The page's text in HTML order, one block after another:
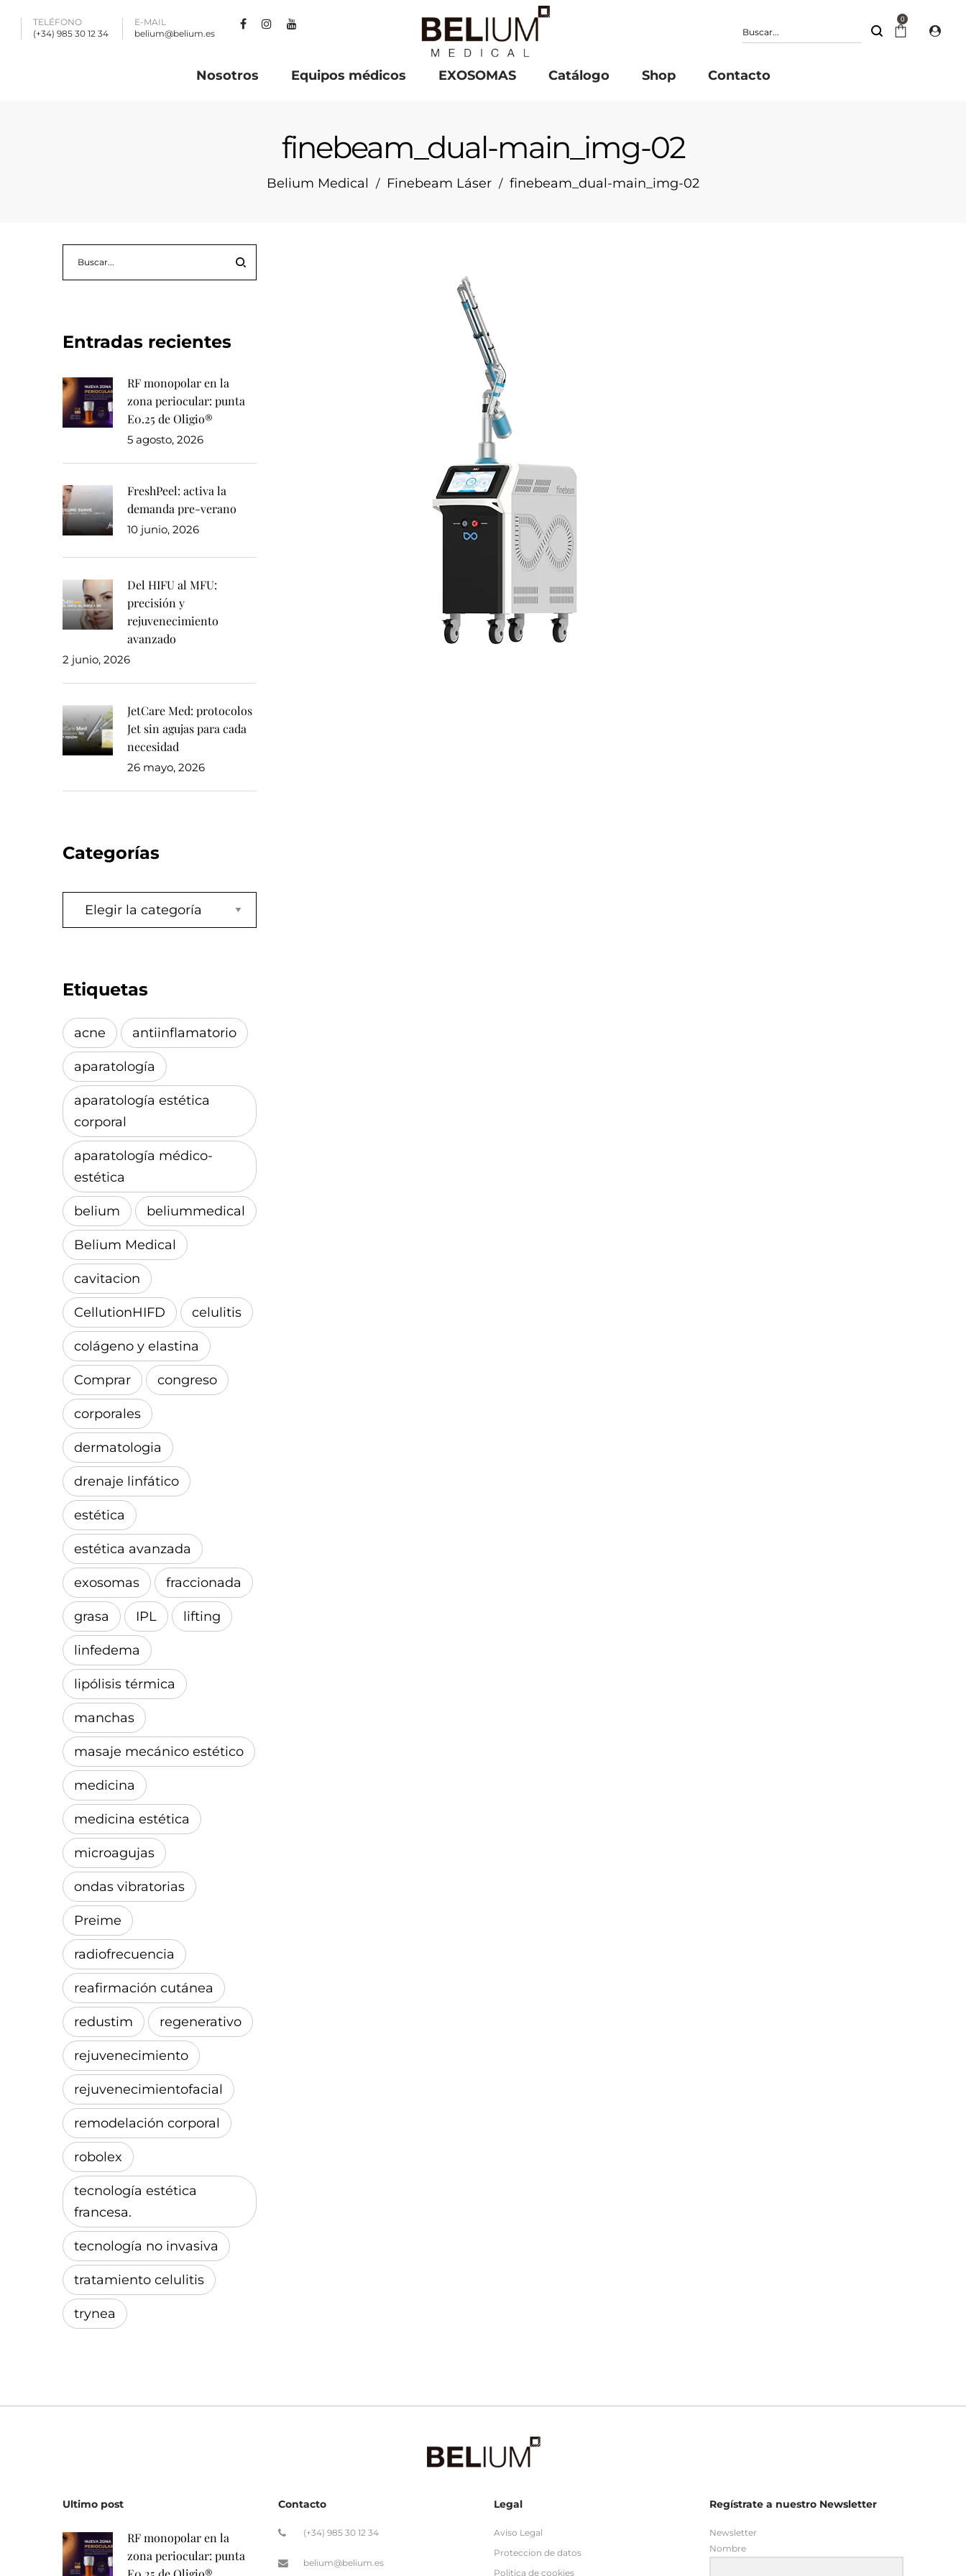
TELÉFONO
(+34) 985 30 12 34
E-MAIL
belium@belium.es
0
Nosotros Equipos médicos EXOSOMAS Catálogo Shop Contacto
finebeam_dual-main_img-02
Belium Medical / Finebeam Láser / finebeam_dual-main_img-02
Entradas recientes
RF monopolar en la
zona periocular: punta
E0.25 de Oligio®
5 agosto, 2026
FreshPeel: activa la
demanda pre-verano
10 junio, 2026
Del HIFU al MFU:
precisión y
rejuvenecimiento
avanzado
2 junio, 2026
JetCare Med: protocolos
Jet sin agujas para cada
necesidad
26 mayo, 2026
Categorías
Categorías
Etiquetas
acne antiinflamatorio
aparatología
aparatología estética
corporal
aparatología médico-
estética
belium beliummedical
Belium Medical
cavitacion
CellutionHIFD celulitis
colágeno y elastina
Comprar congreso
corporales
dermatologia
drenaje linfático
estética
estética avanzada
exosomas fraccionada
grasa IPL lifting
linfedema
lipólisis térmica
manchas
masaje mecánico estético
medicina
medicina estética
microagujas
ondas vibratorias
Preime
radiofrecuencia
reafirmación cutánea
redustim regenerativo
rejuvenecimiento
rejuvenecimientofacial
remodelación corporal
robolex
tecnología estética
francesa.
tecnología no invasiva
tratamiento celulitis
trynea
Ultimo post
RF monopolar en la
zona periocular: punta
Contacto
(+34) 985 30 12 34
belium@belium.es
Legal
Aviso Legal
Proteccion de datos
Politica de cookies
Regístrate a nuestro Newsletter
Newsletter
Nombre